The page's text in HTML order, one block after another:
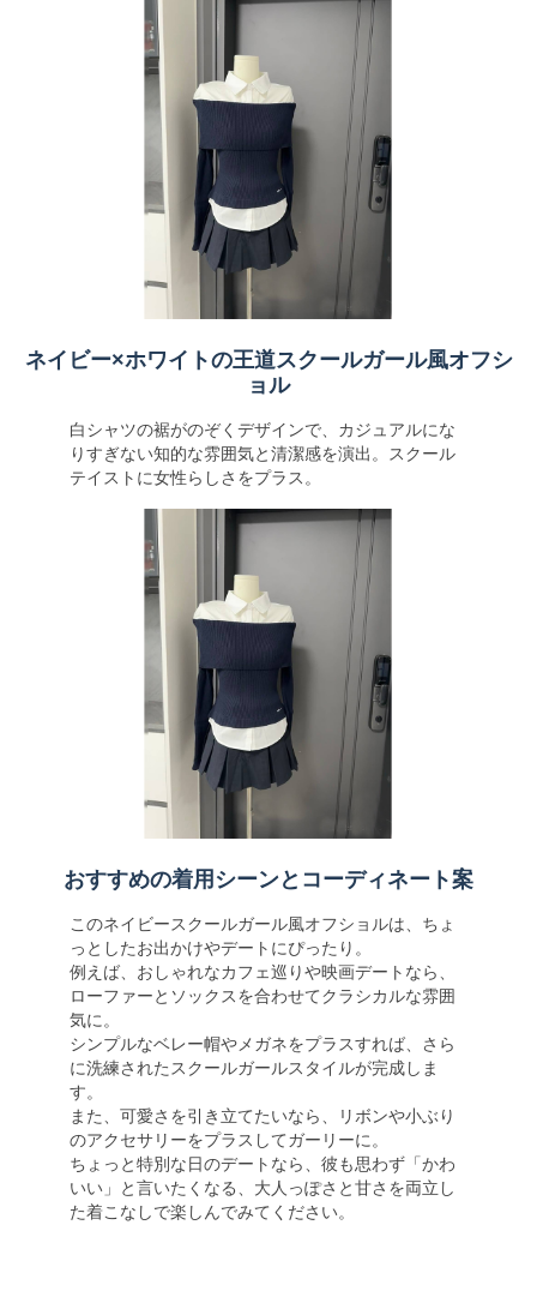
ネイビー×ホワイトの王道スクールガール風オフシ
ョル
白シャツの裾がのぞくデザインで、カジュアルにな
りすぎない知的な雰囲気と清潔感を演出。スクール
テイストに女性らしさをプラス。
おすすめの着用シーンとコーディネート案
このネイビースクールガール風オフショルは、ちょ
っとしたお出かけやデートにぴったり。
例えば、おしゃれなカフェ巡りや映画デートなら、
ローファーとソックスを合わせてクラシカルな雰囲
気に。
シンプルなベレー帽やメガネをプラスすれば、さら
に洗練されたスクールガールスタイルが完成しま
す。
また、可愛さを引き立てたいなら、リボンや小ぶり
のアクセサリーをプラスしてガーリーに。
ちょっと特別な日のデートなら、彼も思わず「かわ
いい」と言いたくなる、大人っぽさと甘さを両立し
た着こなしで楽しんでみてください。